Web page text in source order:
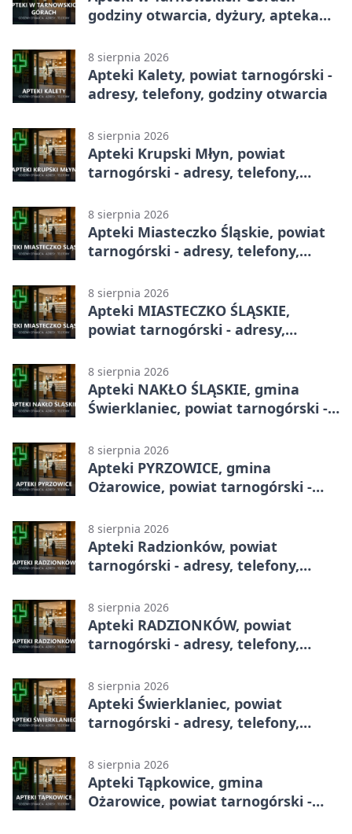
godziny otwarcia, dyżury, apteka
8 sierpnia 2026
Apteki Kalety, powiat tarnogórski -
adresy, telefony, godziny otwarcia
8 sierpnia 2026
Apteki Krupski Młyn, powiat
tarnogórski - adresy, telefony,
8 sierpnia 2026
Apteki Miasteczko Śląskie, powiat
tarnogórski - adresy, telefony,
8 sierpnia 2026
Apteki MIASTECZKO ŚLĄSKIE,
powiat tarnogórski - adresy,
8 sierpnia 2026
Apteki NAKŁO ŚLĄSKIE, gmina
Świerklaniec, powiat tarnogórski -
8 sierpnia 2026
Apteki PYRZOWICE, gmina
Ożarowice, powiat tarnogórski -
8 sierpnia 2026
Apteki Radzionków, powiat
tarnogórski - adresy, telefony,
8 sierpnia 2026
Apteki RADZIONKÓW, powiat
tarnogórski - adresy, telefony,
8 sierpnia 2026
Apteki Świerklaniec, powiat
tarnogórski - adresy, telefony,
8 sierpnia 2026
Apteki Tąpkowice, gmina
Ożarowice, powiat tarnogórski -